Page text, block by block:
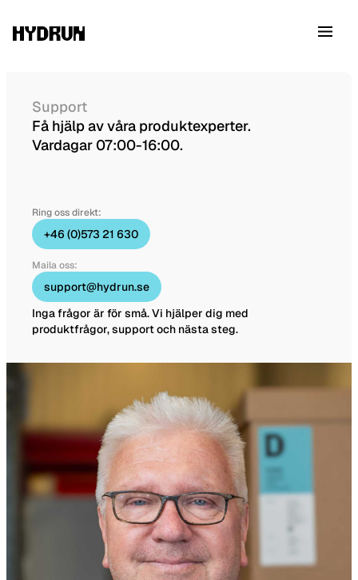
Support
Få hjälp av våra produktexperter.
Vardagar 07:00-16:00.
Ring oss direkt:
+46 (0)573 21 630
Maila oss:
support@hydrun.se
Inga frågor är för små. Vi hjälper dig med
produktfrågor, support och nästa steg.